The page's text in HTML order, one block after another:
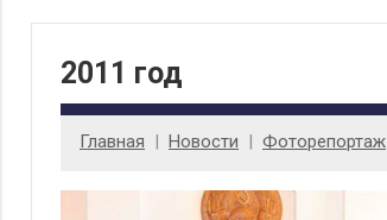
2011 год
Главная Новости Фоторепортаж